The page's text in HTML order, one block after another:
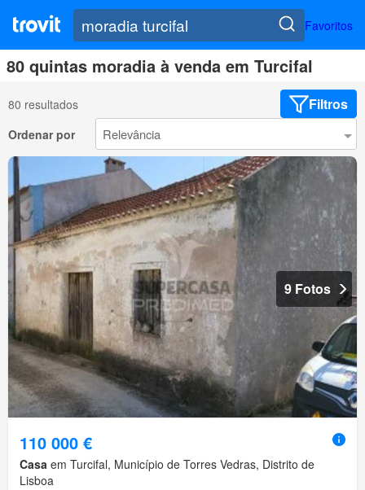
Favoritos
80 quintas moradia à venda em Turcifal
80 resultados Filtros
Ordenar por
9 Fotos
110 000 €
Casa em Turcifal, Município de Torres Vedras, Distrito de
Lisboa